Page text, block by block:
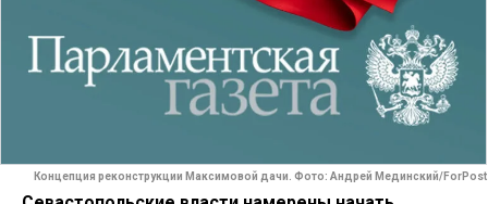
Концепция реконструкции Максимовой дачи. Фото: Андрей Мединский/ForPost